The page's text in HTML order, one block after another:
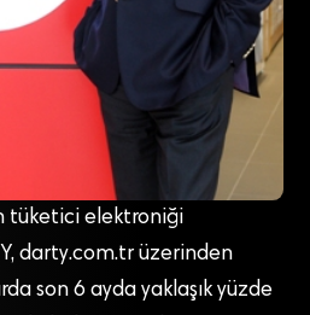
tüketici elektroniği
darty.com.tr üzerinden
son 6 ayda yaklaşık yüzde